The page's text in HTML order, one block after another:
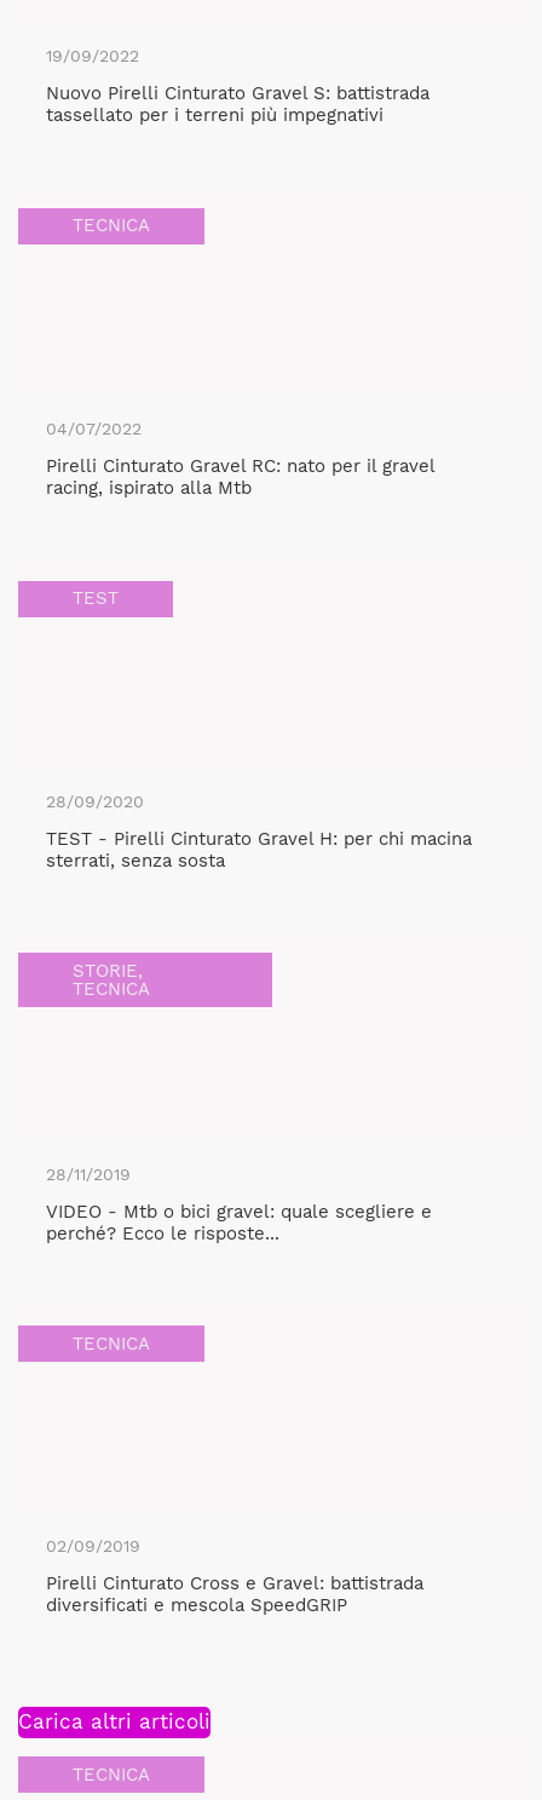
19/09/2022
Nuovo Pirelli Cinturato Gravel S: battistrada
tassellato per i terreni più impegnativi
TECNICA
04/07/2022
Pirelli Cinturato Gravel RC: nato per il gravel
racing, ispirato alla Mtb
TEST
28/09/2020
TEST - Pirelli Cinturato Gravel H: per chi macina
sterrati, senza sosta
STORIE,
TECNICA
28/11/2019
VIDEO - Mtb o bici gravel: quale scegliere e
perché? Ecco le risposte...
TECNICA
02/09/2019
Pirelli Cinturato Cross e Gravel: battistrada
diversificati e mescola SpeedGRIP
Carica altri articoli
TECNICA